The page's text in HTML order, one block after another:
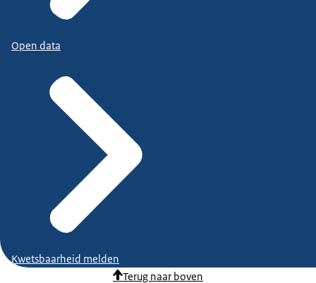
Open data
Kwetsbaarheid melden
Terug naar boven